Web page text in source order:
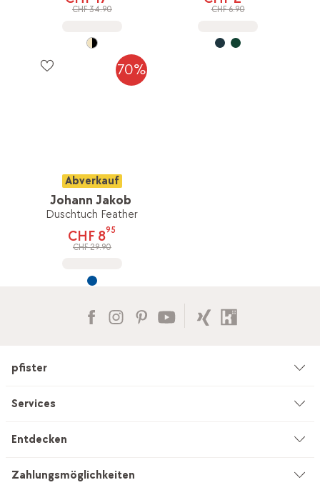
CHF 34.90
CHF 6.90
70%
Abverkauf
Johann Jakob
Duschtuch Feather
CHF 895
CHF 29.90
pfister
Unternehmen
Services
Beratung
Entdecken
Küchenstudio
Zahlungsmöglichkeiten